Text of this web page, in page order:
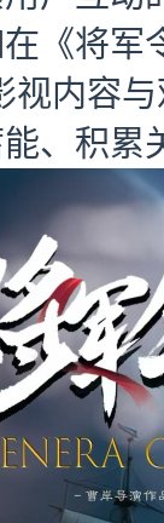
《将军
视内容
、积累